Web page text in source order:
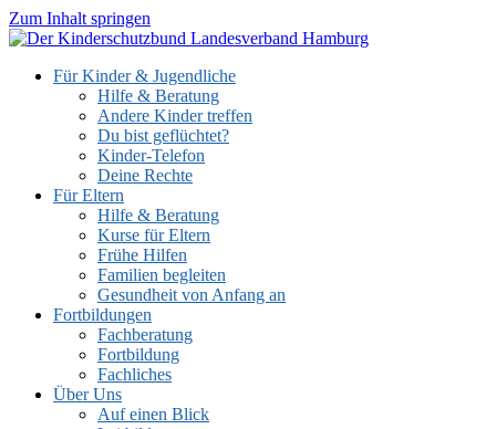
Zum Inhalt springen
Für Kinder & Jugendliche
Hilfe & Beratung
Andere Kinder treffen
Du bist geflüchtet?
Kinder-Telefon
Deine Rechte
Für Eltern
Hilfe & Beratung
Kurse für Eltern
Frühe Hilfen
Familien begleiten
Gesundheit von Anfang an
Fortbildungen
Fachberatung
Fortbildung
Fachliches
Über Uns
Auf einen Blick